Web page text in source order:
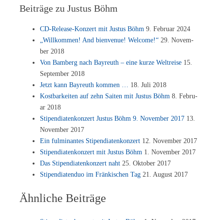
Beiträge zu Justus Böhm
CD-Re­lease-Kon­zert mit Jus­tus Böhm 9. Fe­bru­ar 2024
„Will­kom­men! And bien­ve­nue! Wel­co­me!“ 29. No­vem­
ber 2018
Von Bam­berg nach Bay­reuth – eine kur­ze Welt­rei­se 15.
Sep­tem­ber 2018
Jetzt kann Bay­reuth kom­men …
18. Juli 2018
Kost­bar­kei­ten auf zehn Sai­ten mit Jus­tus Böhm 8. Fe­bru­
ar 2018
Sti­pen­dia­ten­kon­zert Jus­tus Böhm 9. No­vem­ber 2017 13.
No­vem­ber 2017
Ein ful­mi­nan­tes Sti­pen­dia­ten­kon­zert 12. No­vem­ber 2017
Sti­pen­dia­ten­kon­zert mit Jus­tus Böhm 1. No­vem­ber 2017
Das Sti­pen­dia­ten­kon­zert naht 25. Ok­to­ber 2017
Sti­pen­dia­ten­duo im Frän­ki­schen Tag 21. Au­gust 2017
Ähnliche Beiträge